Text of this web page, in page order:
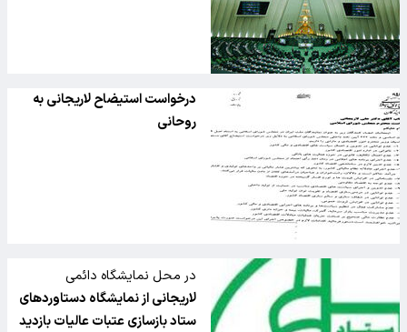
درخواست استیضاح لاریجانی به
روحانی
در محل نمایشگاه دائمی
لاریجانی از نمایشگاه دستاوردهای
ستاد بازسازی عتبات عالیات بازدید